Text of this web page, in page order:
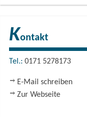
Kontakt
Tel.:0171 5278173
E-Mail schreiben
Zur Webseite